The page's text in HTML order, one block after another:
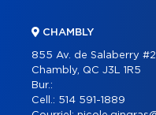
CHAMBLY
855 Av. de Salaberry
Chambly, QC J3L 1R5
Bur.:
Cell.: 514 591-1889